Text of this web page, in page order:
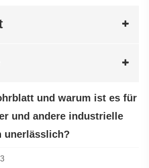
und warum ist es für
und andere industrielle
unerlässlich?
3